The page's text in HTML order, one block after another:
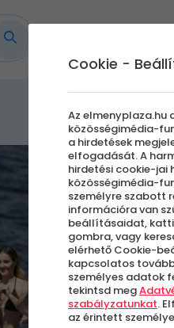
Cookie -
Az elmenyplaza.hu
közösségimédia-
a hirdetések
elfogadását. A
hirdetési cookie-
közösségimédia-
személyre szabott
információra van
beállításaidat,
gombra, vagy
elérhető Cookie-
kapcsolatos
személyes adatok
tekintsd meg
szabályzatunkat.
az érintett